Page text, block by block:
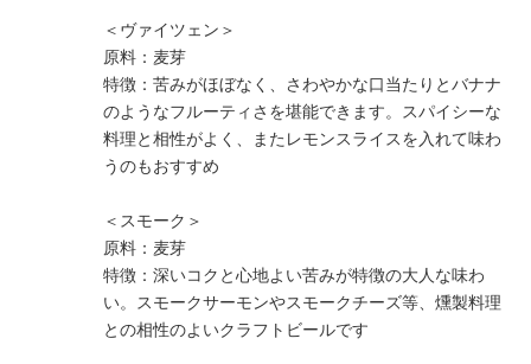
＜ヴァイツェン＞
原料：麦芽
特徴：苦みがほぼなく、さわやかな口当たりとバナナ
のようなフルーティさを堪能できます。スパイシーな
料理と相性がよく、またレモンスライスを入れて味わ
うのもおすすめ
＜スモーク＞
原料：麦芽
特徴：深いコクと心地よい苦みが特徴の大人な味わ
い。スモークサーモンやスモークチーズ等、燻製料理
との相性のよいクラフトビールです